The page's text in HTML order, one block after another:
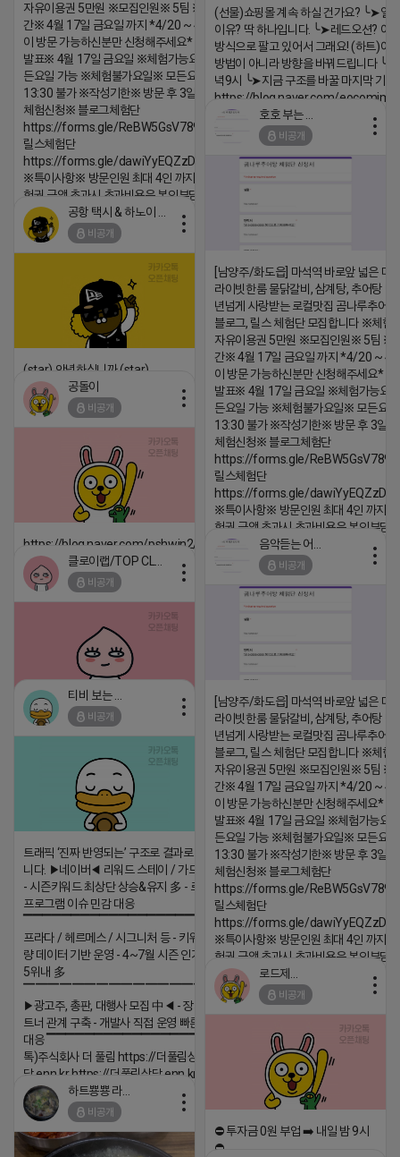
자유이용권 5만원 ※모집인원※ 5팀 ※모집기
간※ 4월 17일 금요일 까지 *4/20 ~ 4/26 사
이 방문 가능하신분만 신청해주세요* ※체험단
발표※ 4월 17일 금요일 ※체험가능요일※ 모
든요일 가능 ※체험불가요일※ 모든요일 12 ~
13:30 불가 ※작성기한※ 방문 후 3일 이내 ※
체험신청※ 블로그체험단
https://forms.gle/ReBW5GsV789ur2Pz6
릴스체험단
https://forms.gle/dawiYyEQZzDdqf8W8
※특이사항※ 방문인원 최대 4인 까지 가능 체
험권 금액 초과시 초과비용은 본인부담입니다.
2026-04-18 17:18
(선물)쇼핑몰 계속 하실 건가요? ╰➤열
이유? 딱 하나입니다. ╰➤레드오션? 아
방식으로 팔고 있어서 그래요! (하트)이
방법이 아니라 방향을 바꿔드립니다
녁9시 ╰➤지금 구조를 바꿀 마지막 기회
https://blog.naver.com/eocomim/
2026-04-18 17:15
비공개
[남양주/화도읍] 마석역 바로앞 넓은 매
라이빗한룸 물닭갈비, 삼계탕, 추어탕 맛
년넘게 사랑받는 로컬맛집 곰나루추어
블로그, 릴스 체험단 모집합니다 ※체험
자유이용권 5만원 ※모집인원※ 5팀 ※
간※ 4월 17일 금요일 까지 *4/20 ~ 4/
이 방문 가능하신분만 신청해주세요* ※
발표※ 4월 17일 금요일 ※체험가능요
든요일 가능 ※체험불가요일※ 모든요
13:30 불가 ※작성기한※ 방문 후 3일
체험신청※ 블로그체험단
https://forms.gle/
릴스체험단
https://forms.gle/
※특이사항※ 방문인원 최대 4인 까지
험권 금액 초과시 초과비용은 본인부담
2026-04-18 17:13
비공개
(star) 안녕하십니까 (star)
2026-04-18 17:12
공돌이
비공개
https://blog.naver.com/pshwin2/224023970047
2026-04-18 17:12
비공개
[남양주/화도읍] 마석역 바로앞 넓은 매
라이빗한룸 물닭갈비, 삼계탕, 추어탕 맛
년넘게 사랑받는 로컬맛집 곰나루추어
블로그, 릴스 체험단 모집합니다 ※체험
자유이용권 5만원 ※모집인원※ 5팀 ※
간※ 4월 17일 금요일 까지 *4/20 ~ 4/
이 방문 가능하신분만 신청해주세요* ※
발표※ 4월 17일 금요일 ※체험가능요
든요일 가능 ※체험불가요일※ 모든요
13:30 불가 ※작성기한※ 방문 후 3일
체험신청※ 블로그체험단
https://forms.gle/
릴스체험단
https://forms.gle/
※특이사항※ 방문인원 최대 4인 까지
험권 금액 초과시 초과비용은 본인부담
2026-04-18 17:12
비공개
2026-04-18 17:05
비공개
트래픽 ‘진짜 반영되는’ 구조로 결과로 보여드립
니다. ▶네이버◀ 리워드 스테이 / 가드 / 자몽 등
- 시즌키워드 최상단 상승&유지 多 - 로직변화,
프로그램 이슈 민감 대응
▔▔▔▔▔▔▔▔▔▔▔▔▔▔▔▔▔▔ ▶쿠팡◀
프라다 / 헤르메스 / 시그니처 등 - 키워드 검색
량 데이터 기반 운영 - 4~7월 시즌 인기 키워드
5위내 多
▔▔▔▔▔▔▔▔▔▔▔▔▔▔▔▔▔▔
▶광고주, 총판, 대행사 모집 中◀ - 장기 협업 파
트너 관계 구축 - 개발사 직접 운영 빠른 피드백
대응 ▔▔▔▔▔▔▔▔▔▔▔▔▔▔▔▔▔▔ (카
톡)주식회사 더 풀림 https://더풀림상
담.enn.kr https://더풀림상담.enn.kr
2026-04-18 17:26
비공개
⛔️ 투자금 0원 부업 ➡️ 내일 밤 9시
⛔️
하트뿅뿅 라이언
비공개